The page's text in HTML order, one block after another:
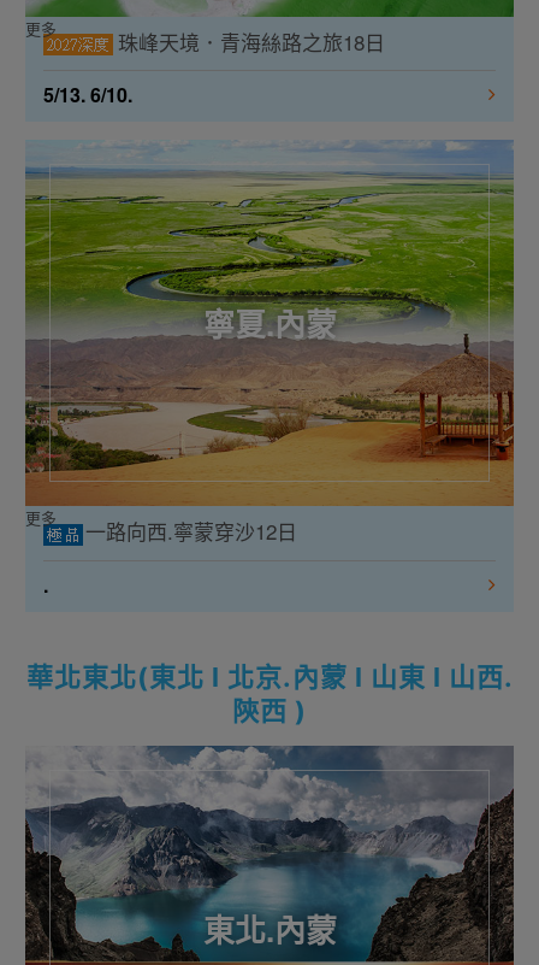
珠峰天境．青海絲路之旅18日
5/13. 6/10.
更多
寧夏.內蒙
一路向西.寧蒙穿沙12日
.
更多
華北東北(東北 l 北京.內蒙 l 山東 l 山西.
陝西 )
東北.內蒙